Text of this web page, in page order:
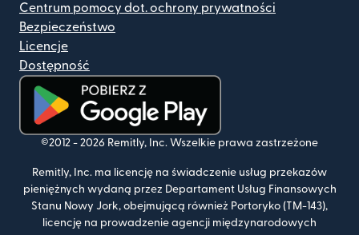
Centrum pomocy dot. ochrony prywatności
Bezpieczeństwo
Licencje
Dostępność
(otwiera się w nowym oknie)
©2012 - 2026 Remitly, Inc. Wszelkie prawa zastrzeżone
Remitly, Inc. ma licencję na świadczenie usług przekazów
pieniężnych wydaną przez Departament Usług Finansowych
Stanu Nowy Jork, obejmującą również Portoryko (TM-143),
licencję na prowadzenie agencji międzynarodowych